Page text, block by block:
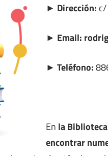
► Dirección:
► Email:
► Teléfono:
En la
encontrar